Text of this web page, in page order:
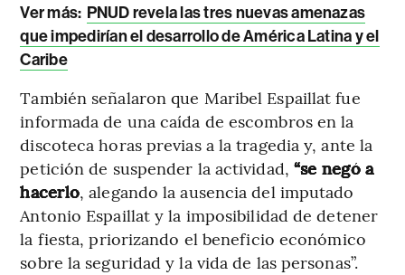
Ver más: PNUD revela las tres nuevas amenazas
que impedirían el desarrollo de América Latina y el
Caribe
También señalaron que Maribel Espaillat fue
informada de una caída de escombros en la
discoteca horas previas a la tragedia y, ante la
petición de suspender la actividad, “se negó a
hacerlo, alegando la ausencia del imputado
Antonio Espaillat y la imposibilidad de detener
la fiesta, priorizando el beneficio económico
sobre la seguridad y la vida de las personas”.